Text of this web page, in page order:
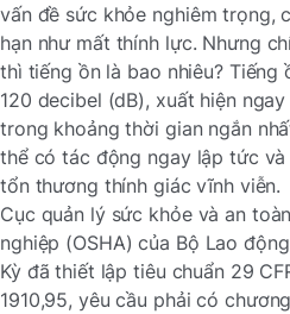
vấn đề sức khỏe nghiêm trọng,
hạn như mất thính lực. Nhưng
thì tiếng ồn là bao nhiêu? Tiếng
120 decibel (dB), xuất hiện ngay
trong khoảng thời gian ngắn
thể có tác động ngay lập tức và
tổn thương thính giác vĩnh viễn.
Cục quản lý sức khỏe và an
nghiệp (OSHA) của Bộ Lao
Kỳ đã thiết lập tiêu chuẩn 29
1910,95, yêu cầu phải có